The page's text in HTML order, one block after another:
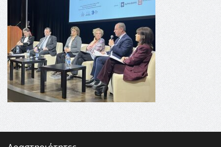
16:35 -
Το πρόγραμμα του ΠΑΟΚ στον δεύτερο γύρο του
Champions League!
16:27 -
Όλυμπος: Εντάχθηκε στον Κατάλογο Παγκόσμιας
Κληρονομιάς της UNESCO – Ομόφωνη η απόφαση Ο
Όλυμπος αναγνωρίστηκε ως φυσικό και πολιτιστικό
αγαθό εξέχουσας οικουμενικής αξίας για την
ανθρωπότητα
16:18 - ΕΝΟΡΙΑΚΕΣ ΚΑΛΟΚΑΙΡΙΝΕΣ ΔΡΑΣΕΙΣ ΓΙΑ ΠΑΙΔΙΑ
ΣΤΗΝ ΕΔΕΣΣΑ